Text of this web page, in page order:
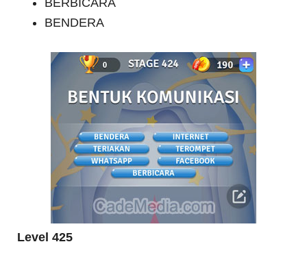
BERBICARA
BENDERA
Level 425